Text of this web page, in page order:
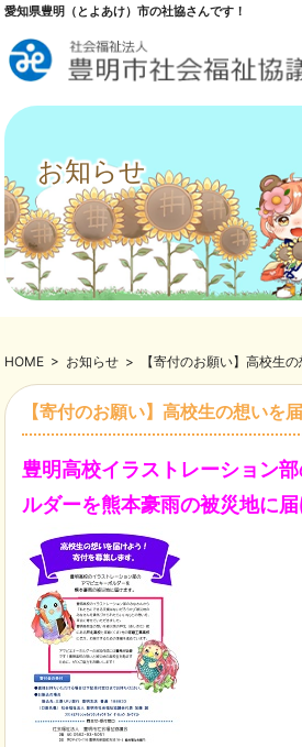
愛知県豊明（とよあけ）市の社協さんです！
お知らせ
HOME > お知らせ > 【寄付のお願い】高校生
【寄付のお願い】高校生の想いを
豊明高校イラストレーション
ルダーを熊本豪雨の被災地に届